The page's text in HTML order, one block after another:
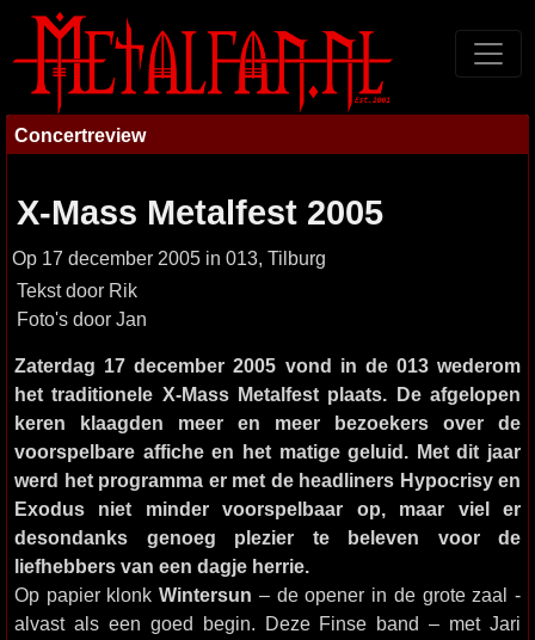
Concertreview
X-Mass Metalfest 2005
Op 17 december 2005 in 013, Tilburg
Tekst door Rik
Foto's door Jan
Zaterdag 17 december 2005 vond in de 013 wederom
het traditionele X-Mass Metalfest plaats. De afgelopen
keren klaagden meer en meer bezoekers over de
voorspelbare affiche en het matige geluid. Met dit jaar
werd het programma er met de headliners Hypocrisy en
Exodus niet minder voorspelbaar op, maar viel er
desondanks genoeg plezier te beleven voor de
liefhebbers van een dagje herrie.
Op papier klonkWintersun – de opener in de grote zaal -
alvast als een goed begin. Deze Finse band – met Jari